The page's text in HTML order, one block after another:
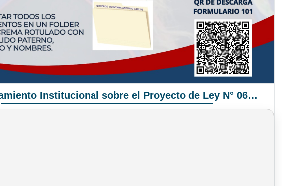
Pronunciamiento Institucional sobre el Proyecto de Ley N° 068/2025-2026 C.S.